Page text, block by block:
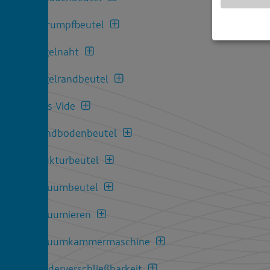
Schrumpfbeutel
Siegelnaht
Siegelrandbeutel
Sous-Vide
Standbodenbeutel
Strukturbeutel
Vakuumbeutel
Vakuumieren
Vakuumkammermaschine